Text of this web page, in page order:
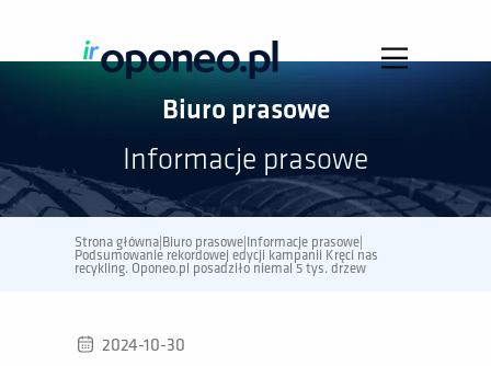
Biuro prasowe
Informacje prasowe
Strona główna|Biuro prasowe|Informacje prasowe|
Podsumowanie rekordowej edycji kampanii Kręci nas
recykling. Oponeo.pl posadziło niemal 5 tys. drzew
2024-10-30